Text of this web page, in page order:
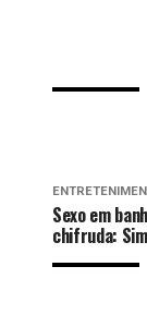
Sexo em
chifruda: